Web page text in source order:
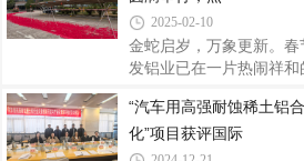
2025-02-10
金蛇启岁，万象更新。
发铝业已在一片热闹祥
着喜庆的气息，以满满的
程。鞭炮齐鸣启新程开工
一场燃放鞭炮仪式正式拉
“汽车用高强耐蚀稀土铝
化”项目获评国际